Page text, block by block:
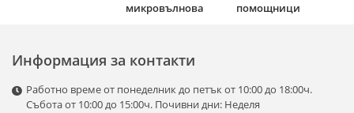
микровълнова
помощници
Информация за контакти
Работно време от понеделник до петък от 10:00 до 18:00ч.
Събота от 10:00 до 15:00ч. Почивни дни: Неделя